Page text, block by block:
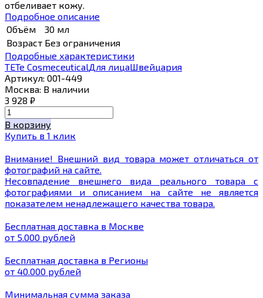
отбеливает кожу.
Подробное описание
Объём
30 мл
Возраст Без ограничения
Подробные характеристики
TETe CosmeceuticalДля лицаШвейцария
Артикул: 001-449
Москва: В наличии
3 928 ₽
В корзину
Купить в 1 клик
Внимание! Внешний вид товара может отличаться от
фотографий на сайте.
Несовпадение внешнего вида реального товара с
фотографиями и описанием на сайте не является
показателем ненадлежащего качества товара.
Бесплатная доставка в Москве
от 5.000 рублей
Бесплатная доставка в Регионы
от 40.000 рублей
Минимальная сумма заказа